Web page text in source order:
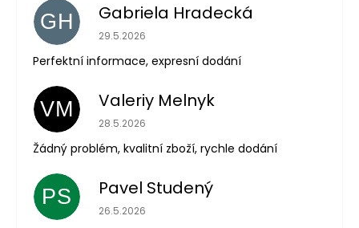
GH Gabriela Hradecká
Hodnocení obchodu je 5 z 5 hvězdiček.
29.5.2026
Perfektní informace, expresní dodání
VM Valeriy Melnyk
Hodnocení obchodu je 5 z 5 hvězdiček.
28.5.2026
Žádný problém, kvalitní zboží, rychle dodání
PS Pavel Studený
Hodnocení obchodu je 5 z 5 hvězdiček.
26.5.2026